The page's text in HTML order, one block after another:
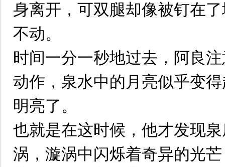
身离开，可双腿却像被钉在
不动。
时间一分一秒地过去，阿良
动作，泉水中的月亮似乎变
明亮了。
也就是在这时候，他才发现
涡，漩涡中闪烁着奇异的光